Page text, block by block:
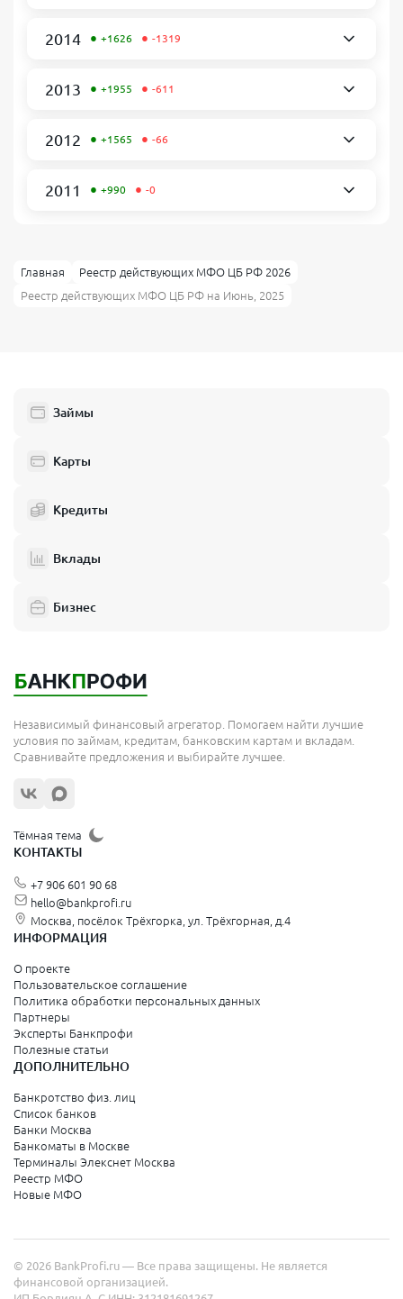
2014 • +1626 • -1319
2013 • +1955 • -611
2012 • +1565 • -66
2011 • +990 • -0
Главная
Реестр действующих МФО ЦБ РФ 2026
Реестр действующих МФО ЦБ РФ на Июнь, 2025
Займы
Карты
Кредиты
Вклады
Бизнес
Независимый финансовый агрегатор. Помогаем найти лучшие
условия по займам, кредитам, банковским картам и вкладам.
Сравнивайте предложения и выбирайте лучшее.
Тёмная тема
КОНТАКТЫ
+7 906 601 90 68
hello@bankprofi.ru
Москва, посёлок Трёхгорка, ул. Трёхгорная, д.4
ИНФОРМАЦИЯ
О проекте
Пользовательское соглашение
Политика обработки персональных данных
Партнеры
Эксперты Банкпрофи
Полезные статьи
ДОПОЛНИТЕЛЬНО
Банкротство физ. лиц
Список банков
Банки Москва
Банкоматы в Москве
Терминалы Элекснет Москва
Реестр МФО
Новые МФО
© 2026 BankProfi.ru — Все права защищены. Не является
финансовой организацией.